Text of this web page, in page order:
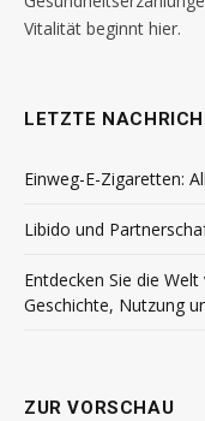
Vitalität beginnt hier.
LETZTE
Einweg-E-Zigaretten:
Libido und
Entdecken Sie die
Geschichte, Nutzung
ZUR VORSCHAU